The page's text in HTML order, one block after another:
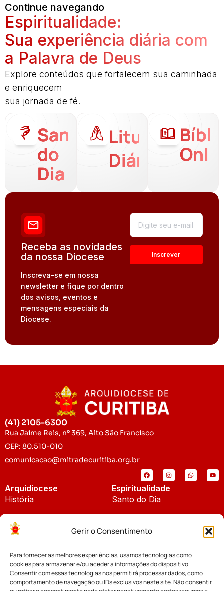
Gerir o Consentimento
Para fornecer as melhores experiências, usamos tecnologias como
cookies para armazenar e/ou aceder a informações do dispositivo.
Consentir com essas tecnologias nos permitirá processar dados, como
comportamento de navegação ou IDs exclusivos neste site. Não consentir
Continue navegando
Espiritualidade:
Sua experiência diária com
a Palavra de Deus
Explore conteúdos que fortalecem sua caminhada
e enriquecem
sua jornada de fé.
Santo
do
Dia
Liturgia
Diária
Receba as novidades
da nossa Diocese
Inscreva-se em nossa
newsletter e fique por dentro
dos avisos, eventos e
mensagens especiais da
Diocese.
(41) 2105-6300
Rua Jaime Reis, nº 369, Alto São Francisco
CEP: 80.510-010
comunicacao@mitradecuritiba.org.br
Arquidiocese
História
Padroeira
Espiritualidade
Santo do Dia
Notícias
Notícias da Arquidiocese
Cúria Diocesana
Fundo Diocesano